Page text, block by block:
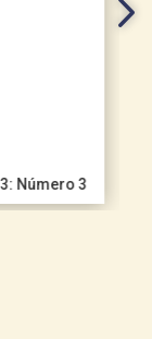
Número 3